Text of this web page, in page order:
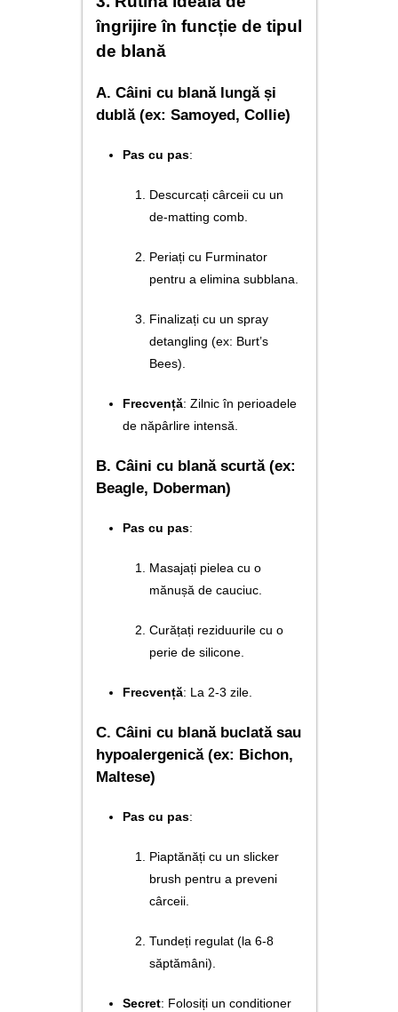
îngrijire în funcție de tipul
de blană
A. Câini cu blană lungă și
dublă (ex: Samoyed, Collie)
Pas cu pas:
Descurcați cârceii cu un
de-matting comb.
Periați cu Furminator
pentru a elimina subblana.
Finalizați cu un spray
detangling (ex: Burt’s
Bees).
Frecvență: Zilnic în perioadele
de năpârlire intensă.
B. Câini cu blană scurtă (ex:
Beagle, Doberman)
Pas cu pas:
Masajați pielea cu o
mănușă de cauciuc.
Curățați reziduurile cu o
perie de silicone.
Frecvență: La 2-3 zile.
C. Câini cu blană buclată sau
hypoalergenică (ex: Bichon,
Maltese)
Pas cu pas:
Piaptănăți cu un slicker
brush pentru a preveni
cârceii.
Tundeți regulat (la 6-8
săptămâni).
Secret: Folosiți un conditioner